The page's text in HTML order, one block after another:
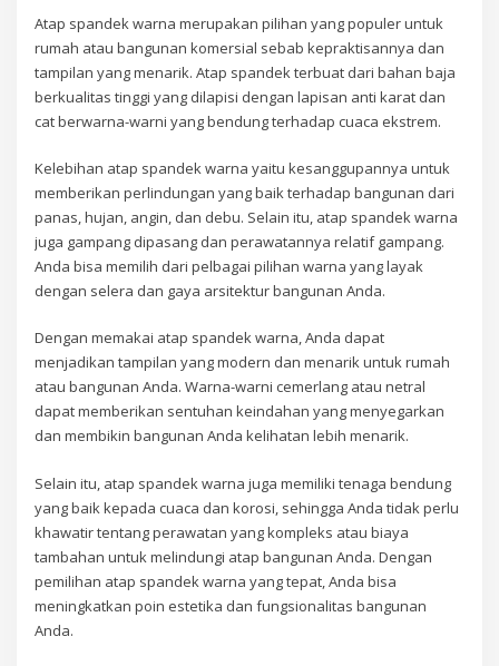
Atap spandek warna merupakan pilihan yang populer untuk
rumah atau bangunan komersial sebab kepraktisannya dan
tampilan yang menarik. Atap spandek terbuat dari bahan baja
berkualitas tinggi yang dilapisi dengan lapisan anti karat dan
cat berwarna-warni yang bendung terhadap cuaca ekstrem.
Kelebihan atap spandek warna yaitu kesanggupannya untuk
memberikan perlindungan yang baik terhadap bangunan dari
panas, hujan, angin, dan debu. Selain itu, atap spandek warna
juga gampang dipasang dan perawatannya relatif gampang.
Anda bisa memilih dari pelbagai pilihan warna yang layak
dengan selera dan gaya arsitektur bangunan Anda.
Dengan memakai atap spandek warna, Anda dapat
menjadikan tampilan yang modern dan menarik untuk rumah
atau bangunan Anda. Warna-warni cemerlang atau netral
dapat memberikan sentuhan keindahan yang menyegarkan
dan membikin bangunan Anda kelihatan lebih menarik.
Selain itu, atap spandek warna juga memiliki tenaga bendung
yang baik kepada cuaca dan korosi, sehingga Anda tidak perlu
khawatir tentang perawatan yang kompleks atau biaya
tambahan untuk melindungi atap bangunan Anda. Dengan
pemilihan atap spandek warna yang tepat, Anda bisa
meningkatkan poin estetika dan fungsionalitas bangunan
Anda.